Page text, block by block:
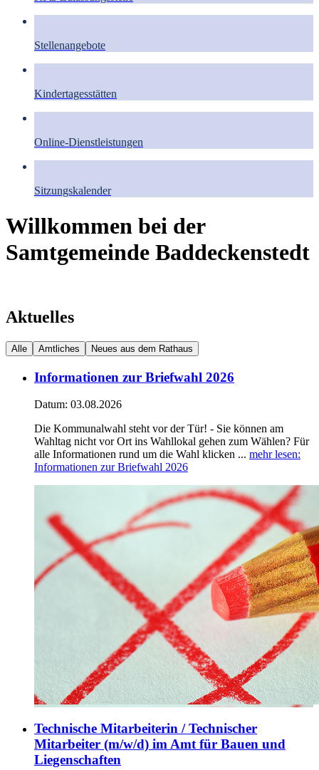
Stellenangebote
Kindertagesstätten
Online-Dienstleistungen
Sitzungskalender
Willkommen bei der
Samtgemeinde Baddeckenstedt
Aktuelles
Alle Amtliches Neues aus dem Rathaus
Informationen zur Briefwahl 2026
Datum: 03.08.2026
Die Kommunalwahl steht vor der Tür! - Sie können am
Wahltag nicht vor Ort ins Wahllokal gehen zum Wählen? Für
alle Informationen rund um die Wahl klicken ... mehr lesen:
Informationen zur Briefwahl 2026
Technische Mitarbeiterin / Technischer
Mitarbeiter (m/w/d) im Amt für Bauen und
Liegenschaften